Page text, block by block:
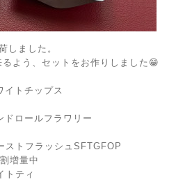
しました。
よう、セットをお作りしました😁
イトチップス
ロールフラワリー
ストフラッシュSFTGFOP
増量中
トティ